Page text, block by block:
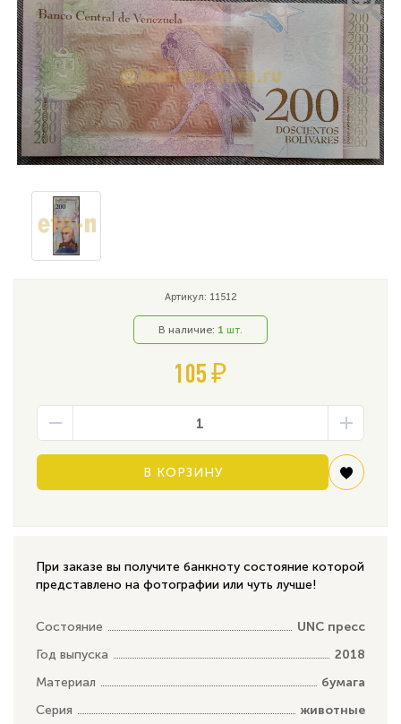
Артикул: 11512
В наличие: 1 шт.
105 ₽
В КОРЗИНУ
При заказе вы получите банкноту состояние которой
представлено на фотографии или чуть лучше!
Состояние
UNC пресс
Год выпуска
2018
Материал
бумага
Серия
животные